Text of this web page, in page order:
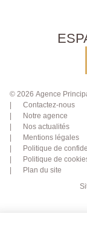
© 2026 Agence
Contactez-nous
Notre agence
Nos actualités
Mentions légales
Politique de
Politique de
Plan du site